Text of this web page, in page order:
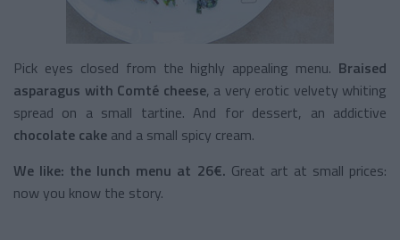
Pick eyes closed from the highly appealing menu. Braised
asparagus with Comté cheese, a very erotic velvety whiting
spread on a small tartine. And for dessert, an addictive
chocolate cake and a small spicy cream.
We like: the lunch menu at 26€. Great art at small prices:
now you know the story.